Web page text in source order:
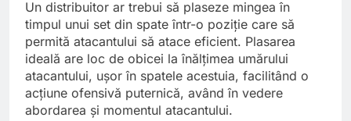
Un distribuitor ar trebui să plaseze mingea în
timpul unui set din spate într-o poziție care să
permită atacantului să atace eficient. Plasarea
ideală are loc de obicei la înălțimea umărului
atacantului, ușor în spatele acestuia, facilitând o
acțiune ofensivă puternică, având în vedere
abordarea și momentul atacantului.